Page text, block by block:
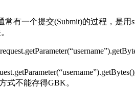
有一个提交(Submit)的过程，是用
式不能存得GBK。